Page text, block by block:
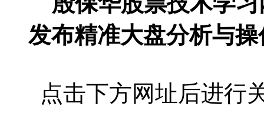
发布精准大盘分析与
点击下方网址后进行